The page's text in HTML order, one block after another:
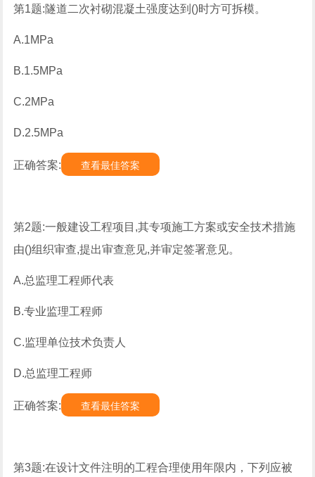
第1题:隧道二次衬砌混凝土强度达到()时方可拆模。
A.1MPa
B.1.5MPa
C.2MPa
D.2.5MPa
正确答案: 查看最佳答案
第2题:一般建设工程项目,其专项施工方案或安全技术措施
由()组织审查,提出审查意见,并审定签署意见。
A.总监理工程师代表
B.专业监理工程师
C.监理单位技术负责人
D.总监理工程师
正确答案: 查看最佳答案
第3题:在设计文件注明的工程合理使用年限内，下列应被